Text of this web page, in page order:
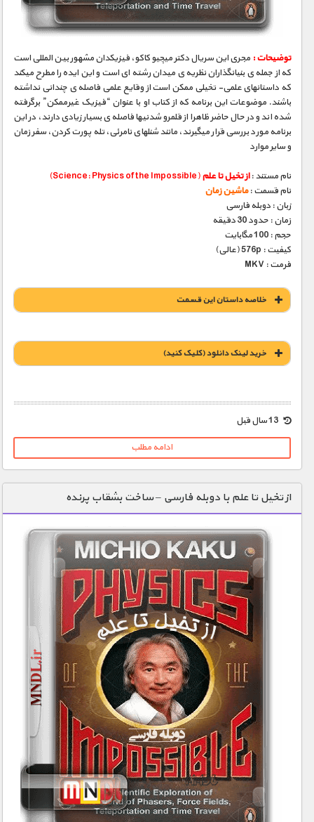
توضیحات : مجری­ این سریال دکتر میچیو کاکو، فیزیکدان مشهور بین­ المللی است
که از جمله­ ی بنیانگذاران نظریه­ ی میدان رشته ­ای است و این ایده را مطرح می­کند
که داستانهای علمی- تخیلی ممکن است از وقایع علمی فاصله­ ی چندانی نداشته
باشند. موضوعات این برنامه که از کتاب او با عنوان “فیزیک غیرممکن” برگرفته
شده­ اند و در حال حاضر ظاهرا از قلمرو شدنی­ها فاصله­ ی بسیار زیادی دارند، در این
برنامه مورد بررسی قرار می­گیرند، مانند شنلهای نامرئی، تله­ پورت کردن، سفر زمان
و سایر موارد
نام مستند :از تخیل تا علم(Science: Physics of the Impossible)
نام قسمت :ماشین زمان
زبان : دوبله فارسی
زمان : حدود 30 دقیقه
حجم : 100 مگابایت
کیفیت : 576p (عالی)
فرمت : MKV
خلاصه داستان این قسمت
خريد لينک دانلود (کليک کنيد)
1900 تومان – خريد لينک دانلود (افزودن به سبد خريد)
ادامه مطلب
از تخیل تا علم با دوبله فارسی – ساخت بشقاب پرنده